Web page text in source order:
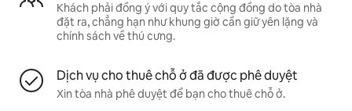
Khách phải đồng ý với quy tắc cộng đồng do tòa nhà
đặt ra, chẳng hạn như khung giờ cần giữ yên lặng và
chính sách về thú cưng.
Dịch vụ cho thuê chỗ ở đã được phê duyệt
Xin tòa nhà phê duyệt để bạn cho thuê chỗ ở.